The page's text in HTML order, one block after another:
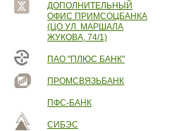
ДОПОЛНИТЕЛЬНЫЙ
ОФИС ПРИМСОЦБАНКА
(ЦО УЛ. МАРШАЛА
ЖУКОВА, 74/1)
ПАО "ПЛЮС БАНК"
ПРОМСВЯЗЬБАНК
ПФС-БАНК
СИБЭС